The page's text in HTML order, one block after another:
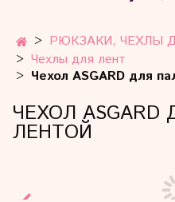
РЮКЗАКИ, ЧЕХЛЫ
Чехлы для лент
Чехол ASGARD для
ЧЕХОЛ
ЛЕНТОЙ